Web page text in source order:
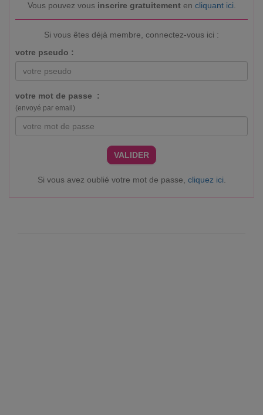
Vous pouvez vous inscrire gratuitementen cliquant ici
Si vous êtes déjà membre, connectez-vous ici :
votre pseudo :
votre mot de passe :
(envoyé par email)
VALIDER
Si vous avez oublié votre mot de passe, cliquez ici